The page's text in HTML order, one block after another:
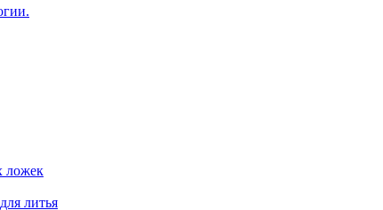
ложек
литья